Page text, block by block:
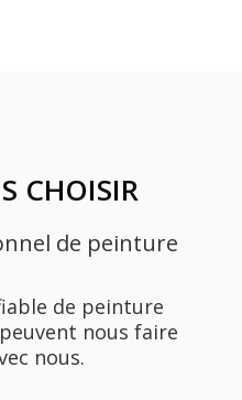
CHOISIR
de peinture
de peinture
nous faire
nous.